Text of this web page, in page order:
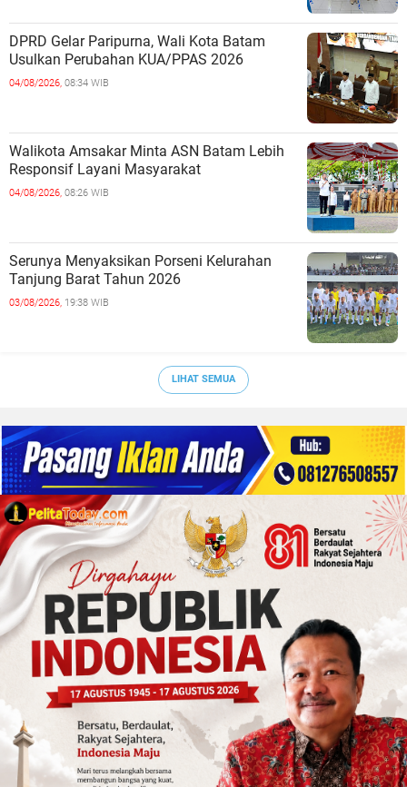
DPRD Gelar Paripurna, Wali Kota Batam
Usulkan Perubahan KUA/PPAS 2026
04/08/2026, 08:34 WIB
Walikota Amsakar Minta ASN Batam Lebih
Responsif Layani Masyarakat
04/08/2026, 08:26 WIB
Serunya Menyaksikan Porseni Kelurahan
Tanjung Barat Tahun 2026
03/08/2026, 19:38 WIB
LIHAT SEMUA